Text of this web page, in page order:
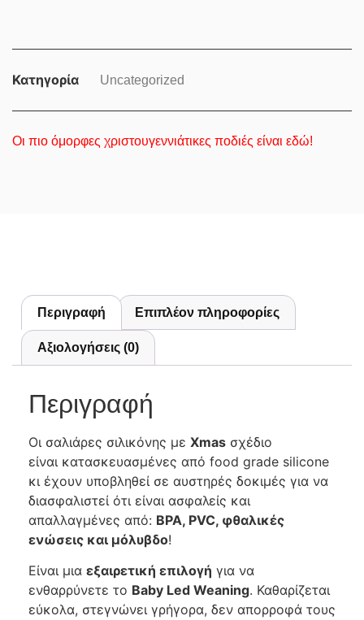
Κατηγορία Uncategorized
Οι πιο όμορφες χριστουγεννιάτικες ποδιές είναι εδώ!
Περιγραφή Επιπλέον πληροφορίες
Αξιολογήσεις (0)
Περιγραφή
Οι σαλιάρες σιλικόνης με Xmas σχέδιο
είναικατασκευασμένες από food grade silicone
κι έχουν υποβληθεί σε αυστηρές δοκιμές για να
διασφαλιστεί ότι είναι ασφαλείς και
απαλλαγμένες από: BPA, PVC, φθαλικές
ενώσεις και μόλυβδο!
Είναι μια εξαιρετική επιλογή για να
ενθαρρύνετε το Baby Led Weaning. Καθαρίζεται
εύκολα, στεγνώνει γρήγορα, δεν απορροφά τους